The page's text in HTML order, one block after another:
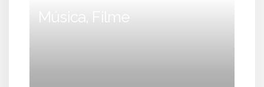
Música, Filme